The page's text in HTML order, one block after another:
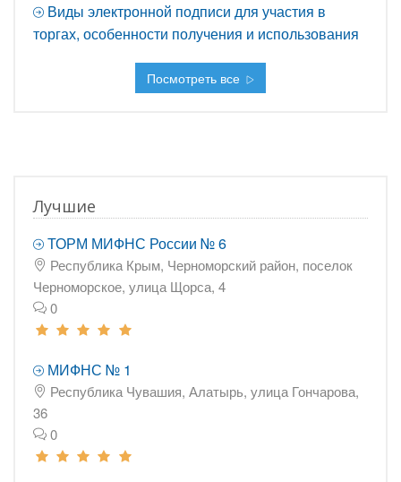
Виды электронной подписи для участия в
торгах, особенности получения и использования
Посмотреть все
Лучшие
ТОРМ МИФНС России № 6
Республика Крым, Черноморский район, поселок
Черноморское, улица Щорса, 4
0
МИФНС № 1
Республика Чувашия, Алатырь, улица Гончарова,
36
0